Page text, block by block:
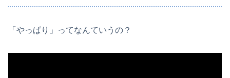
「やっぱり」ってなんていうの？